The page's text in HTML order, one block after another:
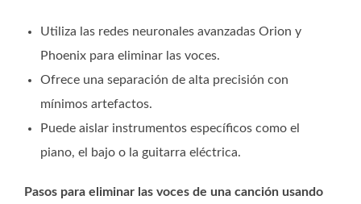
Utiliza las redes neuronales avanzadas Orion y
Phoenix para eliminar las voces.
Ofrece una separación de alta precisión con
mínimos artefactos.
Puede aislar instrumentos específicos como el
piano, el bajo o la guitarra eléctrica.
Pasos para eliminar las voces de una canción usando